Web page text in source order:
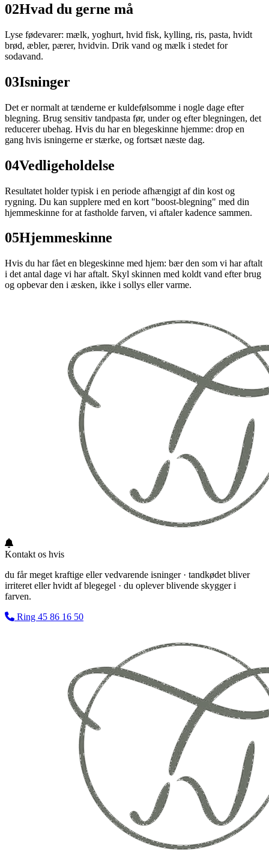
02Hvad du gerne må
Lyse fødevarer: mælk, yoghurt, hvid fisk, kylling, ris, pasta, hvidt
brød, æbler, pærer, hvidvin. Drik vand og mælk i stedet for
sodavand.
03Isninger
Det er normalt at tænderne er kuldefølsomme i nogle dage efter
blegning. Brug sensitiv tandpasta før, under og efter blegningen, det
reducerer ubehag. Hvis du har en blegeskinne hjemme: drop en
gang hvis isningerne er stærke, og fortsæt næste dag.
04Vedligeholdelse
Resultatet holder typisk i en periode afhængigt af din kost og
rygning. Du kan supplere med en kort "boost-blegning" med din
hjemmeskinne for at fastholde farven, vi aftaler kadence sammen.
05Hjemmeskinne
Hvis du har fået en blegeskinne med hjem: bær den som vi har aftalt
i det antal dage vi har aftalt. Skyl skinnen med koldt vand efter brug
og opbevar den i æsken, ikke i sollys eller varme.
Kontakt os hvis
du får meget kraftige eller vedvarende isninger · tandkødet bliver
irriteret eller hvidt af blegegel · du oplever blivende skygger i
farven.
Ring 45 86 16 50